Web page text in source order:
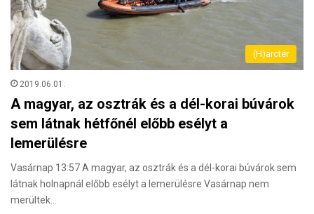
(H)arctér
2019.06.01.
A magyar, az osztrák és a dél-korai búvárok
sem látnak hétfőnél előbb esélyt a
lemerülésre
Vasárnap 13:57 A magyar, az osztrák és a dél-korai búvárok sem
látnak holnapnál előbb esélyt a lemerülésre Vasárnap nem
merültek…